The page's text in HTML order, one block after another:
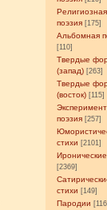
Религиозная
поэзия [175]
Альбомная
[110]
Твердые
(запад) [263]
Твердые
(восток) [115]
поэзия [257]
стихи [2101]
[2369]
стихи [149]
Пародии